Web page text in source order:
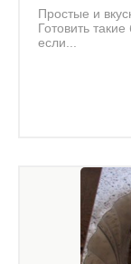
Простые и
Готовить
если...